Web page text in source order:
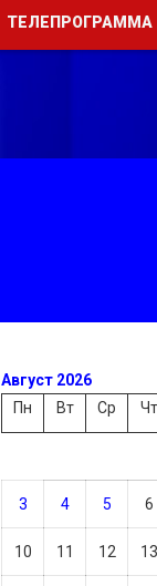
ТЕЛЕПРОГРАММА
Август 2026
Пн
Вт Ср Чт
3 4 5 6
10 11 12 13